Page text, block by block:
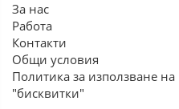
За нас
Работа
Контакти
Общи условия
Политика за използване на
"бисквитки"